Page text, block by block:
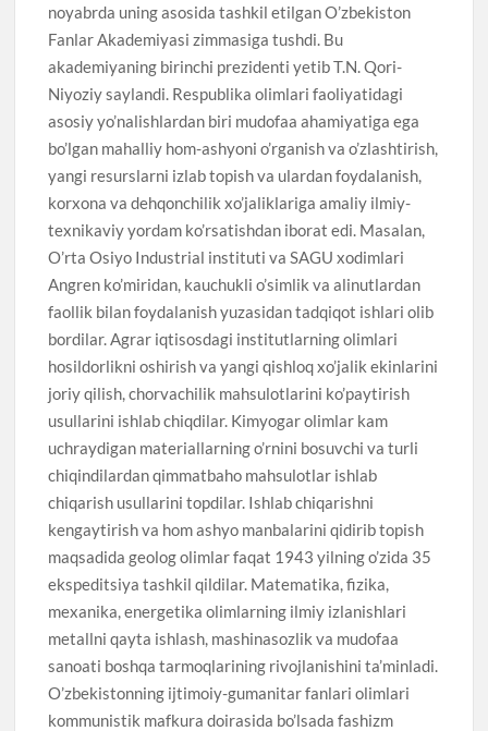
noyabrda uning asosida tashkil etilgan O’zbekiston
Fanlar Akademiyasi zimmasiga tushdi. Bu
akademiyaning birinchi prezidenti yetib T.N. Qori-
Niyoziy saylandi. Respublika olimlari faoliyatidagi
asosiy yo’nalishlardan biri mudofaa ahamiyatiga ega
bo’lgan mahalliy hom-ashyoni o’rganish va o’zlashtirish,
yangi resurslarni izlab topish va ulardan foydalanish,
korxona va dehqonchilik xo’jaliklariga amaliy ilmiy-
texnikaviy yordam ko’rsatishdan iborat edi. Masalan,
O’rta Osiyo Industrial instituti va SAGU xodimlari
Angren ko’miridan, kauchukli o’simlik va alinutlardan
faollik bilan foydalanish yuzasidan tadqiqot ishlari olib
bordilar. Agrar iqtisosdagi institutlarning olimlari
hosildorlikni oshirish va yangi qishloq xo’jalik ekinlarini
joriy qilish, chorvachilik mahsulotlarini ko’paytirish
usullarini ishlab chiqdilar. Kimyogar olimlar kam
uchraydigan materiallarning o’rnini bosuvchi va turli
chiqindilardan qimmatbaho mahsulotlar ishlab
chiqarish usullarini topdilar. Ishlab chiqarishni
kengaytirish va hom ashyo manbalarini qidirib topish
maqsadida geolog olimlar faqat 1943 yilning o’zida 35
ekspeditsiya tashkil qildilar. Matematika, fizika,
mexanika, energetika olimlarning ilmiy izlanishlari
metallni qayta ishlash, mashinasozlik va mudofaa
sanoati boshqa tarmoqlarining rivojlanishini ta’minladi.
O’zbekistonning ijtimoiy-gumanitar fanlari olimlari
kommunistik mafkura doirasida bo’lsada fashizm